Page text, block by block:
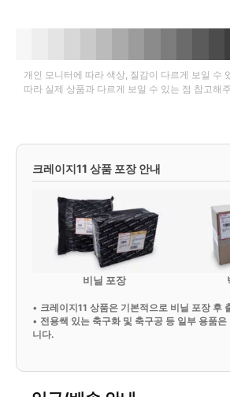
개인 모니터에 따라 색상, 질감이 다르게 보일 수
따라 실제 상품과 다르게 보일 수 있는 점 참고해
크레이지11 상품 포장 안내
비닐 포장
• 크레이지11 상품은 기본적으로 비닐 포장 후
• 전용쌕 있는 축구화 및 축구공 등 일부 용품은
니다.